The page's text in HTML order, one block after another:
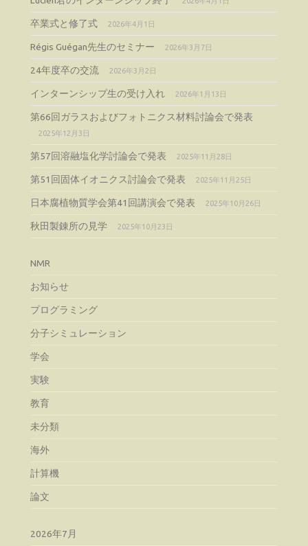
卒業式と修了式 2026年4月1日
Régis Guégan先生のセミナー 2026年3月7日
24年度卒の交流 2026年3月2日
インターンシップ生の受け入れ 2026年1月13日
第66回ガラスおよびフォトニクス材料討論会で発表
2025年12月3日
第57回溶融塩化学討論会で発表 2025年11月28日
第51回固体イオニクス討論会で発表 2025年11月25日
日本腐植物質学会第41回講演会で発表 2025年10月26日
秋田製錬所の見学 2025年10月23日
NMR
お知らせ
プログラミング
分子シミュレーション
学会
実験
教育
未分類
海外
計算機
論文
2026年7月